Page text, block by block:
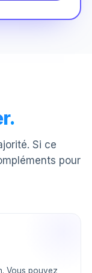
Si ce
pour
Vous pouvez